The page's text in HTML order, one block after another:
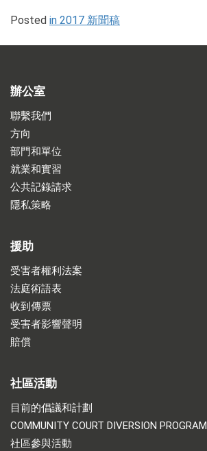
Posted in 2017 新聞稿
辦公室
聯繫我們
方向
部門和單位
就業和實習
公共記錄請求
隱私策略
援助
受害者權利法案
法庭術語表
收到傳票
受害者影響聲明
賠償
社區活動
目前的倡議和計劃
COMMUNITY COURT DIVERSION PROGRAM
社區參與活動